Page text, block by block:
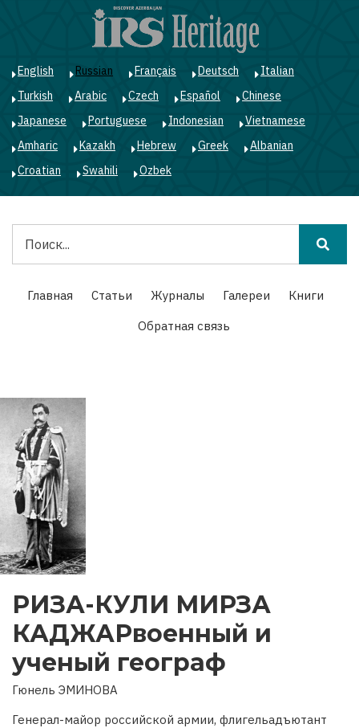
English Russian Français Deutsch
Italian
Turkish
Arabic Czech Español
Chinese
Japanese
Portuguese Indonesian
Vietnamese
Amharic
Kazakh Hebrew Greek
Albanian
Croatian
Swahili Ozbek
Main
navigation
Главная Статьи Журналы Галереи
Книги
Обратная связь
РИЗА-КУЛИ МИРЗА
КАДЖАРвоенный и
ученый географ
Гюнель ЭМИНОВА
Генерал-майор российской армии, флигельадъютант